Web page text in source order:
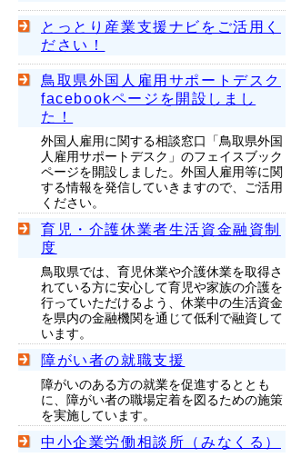
とっとり産業支援ナビをご活用く
ださい！
鳥取県外国人雇用サポートデスク
facebookページを開設しまし
た！
外国人雇用に関する相談窓口「鳥取県外国
人雇用サポートデスク」のフェイスブック
ページを開設しました。外国人雇用等に関
する情報を発信していきますので、ご活用
ください。
育児・介護休業者生活資金融資制
度
鳥取県では、育児休業や介護休業を取得さ
れている方に安心して育児や家族の介護を
行っていただけるよう、休業中の生活資金
を県内の金融機関を通じて低利で融資して
います。
障がい者の就職支援
障がいのある方の就業を促進するととも
に、障がい者の職場定着を図るための施策
を実施しています。
中小企業労働相談所（みなくる）